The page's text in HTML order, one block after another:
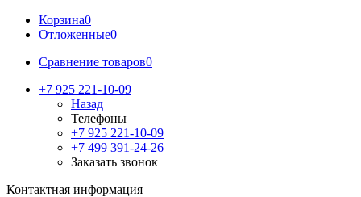
Корзина0
Отложенные0
Сравнение товаров0
+7 925 221-10-09
Назад
Телефоны
+7 925 221-10-09
+7 499 391-24-26
Заказать звонок
Контактная информация